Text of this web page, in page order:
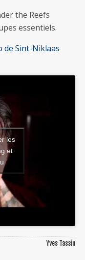
the Reefs
essentiels.
de Sint-Niklaas
les
et
Yves Tassin